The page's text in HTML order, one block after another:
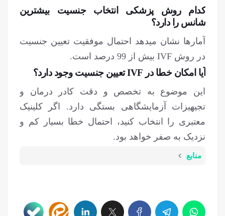
کدام روش پزشکی انتخاب جنسیت بیشترین
شانس را دارد؟
آمارها نشان می‎دهد احتمال موفقیت تعیین جنسیت
در روش IVF بیش از 99 درصد است.
آیا امکان خطا در IVF تعیین جنسیت وجود دارد؟
این موضوع به تخصص و دقت کادر درمان و
تجیهیزات آزمایشگاهی بستگی دارد. اگر کلینیک
معتبری را انتخاب کنید، احتمال خطا بسیار کم و
نزدیک به صفر خواهد بود.
منابع